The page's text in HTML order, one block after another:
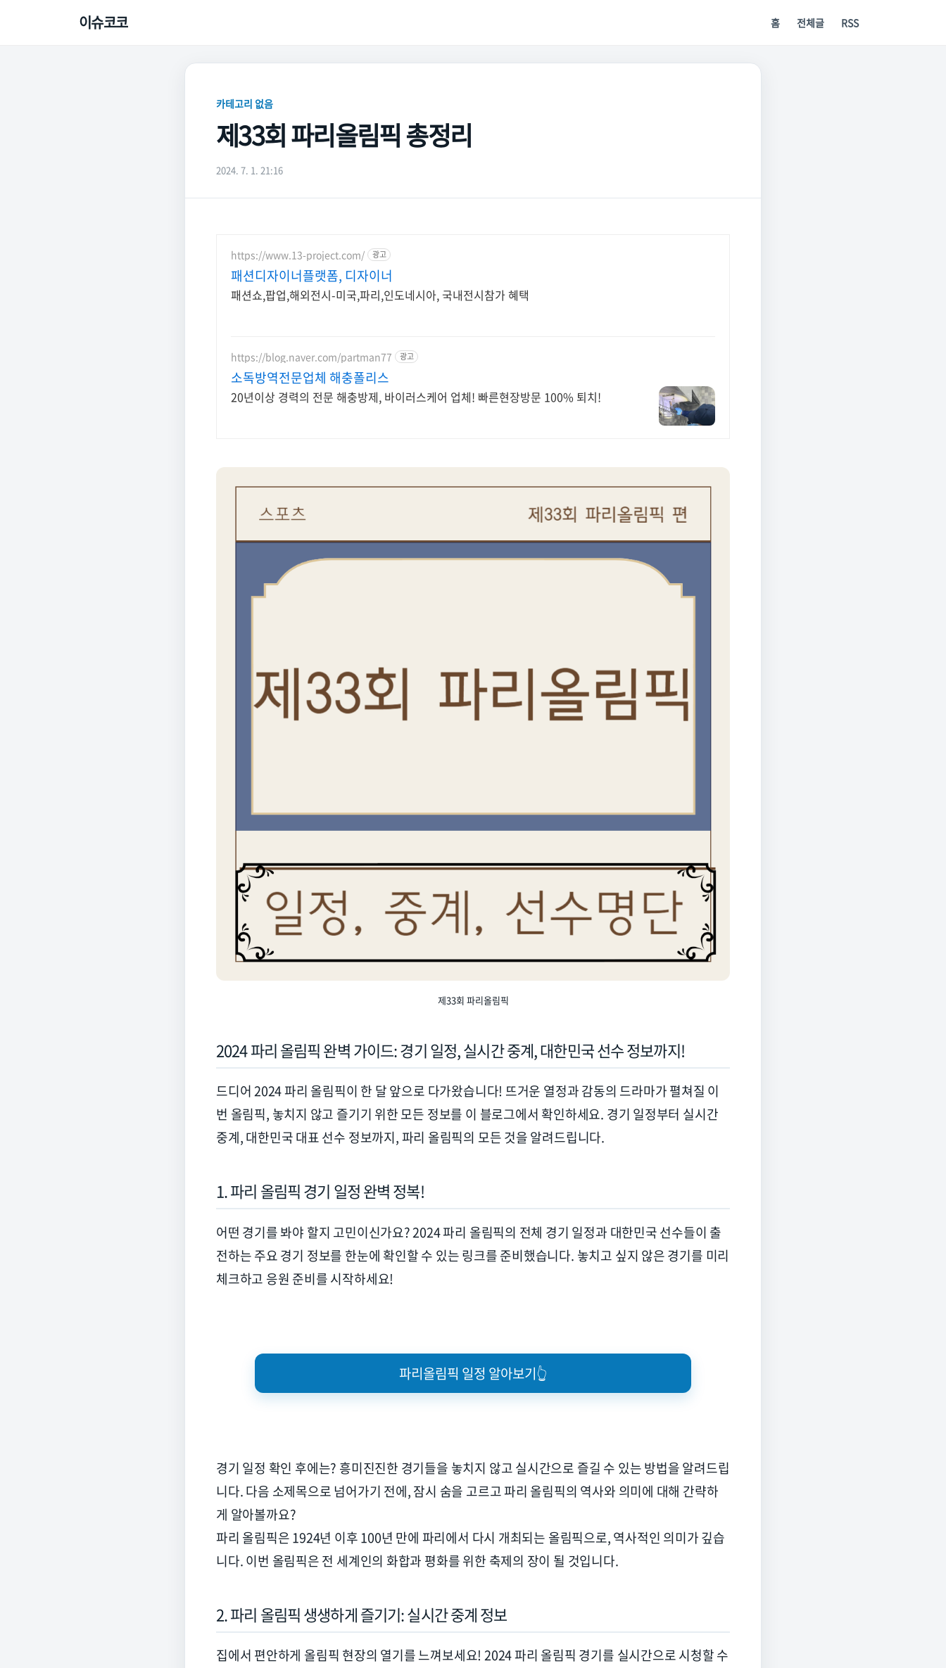
이슈코코 홈 전체글 RSS
카테고리 없음
제33회 파리올림픽 총정리
2024. 7. 1. 21:16
https://www.13-project.com/ 광고
패션디자이너플랫폼, 디자이너
패션쇼,팝업,해외전시-미국,파리,인도네시아, 국내전시참가 혜택
https://blog.naver.com/partman77 광고
소독방역전문업체 해충폴리스
20년이상 경력의 전문 해충방제, 바이러스케어 업체! 빠른현장방문 100% 퇴치!
제33회 파리올림픽
2024파리 올림픽 완벽 가이드:경기 일정,실시간 중계,대한민국 선수 정보까지!
드디어2024파리 올림픽이 한 달 앞으로 다가왔습니다! 뜨거운 열정과 감동의 드라마가 펼쳐질 이
번 올림픽, 놓치지 않고 즐기기 위한 모든 정보를 이 블로그에서 확인하세요. 경기 일정부터 실시간
중계,대한민국 대표 선수 정보까지,파리 올림픽의 모든 것을 알려드립니다.
1.파리 올림픽 경기 일정 완벽 정복!
어떤 경기를 봐야 할지 고민이신가요? 2024파리 올림픽의 전체 경기 일정과 대한민국 선수들이 출
전하는 주요 경기 정보를 한눈에 확인할 수 있는 링크를 준비했습니다. 놓치고 싶지 않은 경기를 미리
체크하고 응원 준비를 시작하세요!
파리올림픽 일정 알아보기👆
경기 일정 확인 후에는? 흥미진진한 경기들을 놓치지 않고 실시간으로 즐길 수 있는 방법을 알려드립
니다.다음 소제목으로 넘어가기 전에,잠시 숨을 고르고 파리 올림픽의 역사와 의미에 대해 간략하
게 알아볼까요?
파리 올림픽은1924년 이후100년 만에 파리에서 다시 개최되는 올림픽으로,역사적인 의미가 깊습
니다.이번 올림픽은 전 세계인의 화합과 평화를 위한 축제의 장이 될 것입니다.
2.파리 올림픽 생생하게 즐기기:실시간 중계 정보
집에서 편안하게 올림픽 현장의 열기를 느껴보세요! 2024파리 올림픽 경기를 실시간으로 시청할 수